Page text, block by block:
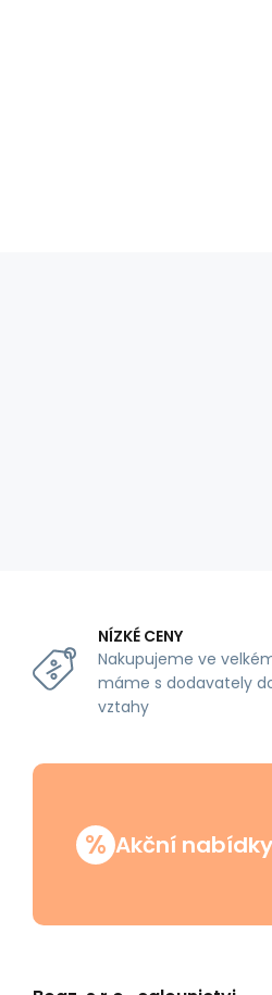
NÍZKÉ CENY
Nakupujeme ve
máme s dodavately
vztahy
% Akční